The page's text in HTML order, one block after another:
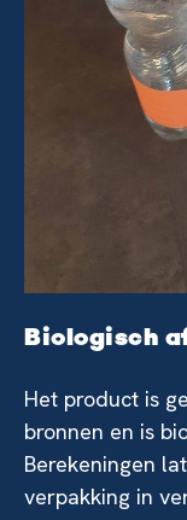
Biologisch
Het product is
bronnen en is
Berekeningen
verpakking in